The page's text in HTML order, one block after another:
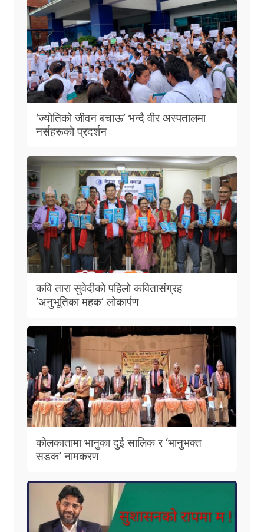
‘ज्योतिको जीवन बचाऊ’ भन्दै वीर अस्पतालमा
नर्सहरूको प्रदर्शन
कवि तारा सुवेदीको पहिलो कवितासंग्रह
‘अनुभूतिका महक’ लोकार्पण
कोलकातामा भानुका दुई सालिक र ‘भानुभक्त
सडक’ नामकरण